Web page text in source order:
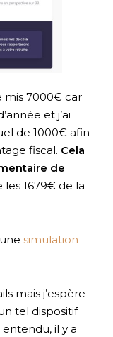
mis 7000€ car
et j’ai
de 1000€ afin
fiscal. Cela
de
les 1679€ de la
simulation
mais j’espère
tel dispositif
il y a